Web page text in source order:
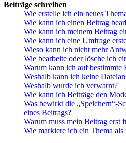
Beiträge schreiben
Wie erstelle ich ein neues
Wie kann ich einen Beitrag
Wie kann ich meinem Beitrag
Wie kann ich eine Umfrage
Wieso kann ich nicht mehr
Wie bearbeite oder lösche ich
Warum kann ich auf bestimmte
Weshalb kann ich keine
Weshalb wurde ich verwarnt?
Wie kann ich Beiträge den
Was bewirkt die „Speichern“-
eines Beitrags?
Warum muss mein Beitrag erst
Wie markiere ich ein Thema als